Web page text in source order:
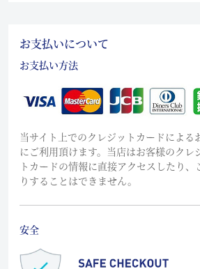
お支払いについて
お支払い方法
当サイト上でのクレジットカードによる
にご利用頂けます。当店はお客様のクレ
トカードの情報に直接アクセスしたり、
りすることはできません。
安全